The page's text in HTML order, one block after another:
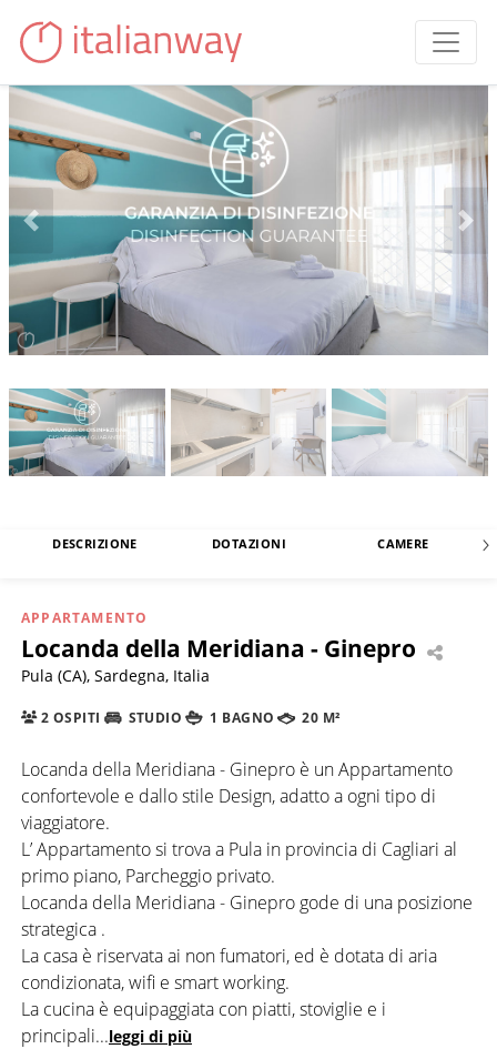
DESCRIZIONE DOTAZIONI CAMERE
APPARTAMENTO
Locanda della Meridiana - Ginepro
Pula (CA), Sardegna, Italia
2 OSPITI STUDIO 1 BAGNO 20 M²
Locanda della Meridiana - Ginepro è un Appartamento
confortevole e dallo stile Design, adatto a ogni tipo di
viaggiatore.
L’ Appartamento si trova a Pula in provincia di Cagliari al
primo piano, Parcheggio privato.
Locanda della Meridiana - Ginepro gode di una posizione
strategica .
La casa è riservata ai non fumatori, ed è dotata di aria
condizionata, wifi e smart working.
La cucina è equipaggiata con piatti, stoviglie e i
principali...leggi di più